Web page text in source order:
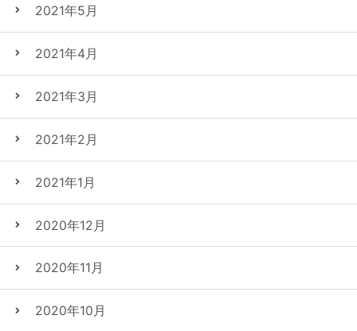
2021年5月
2021年4月
2021年3月
2021年2月
2021年1月
2020年12月
2020年11月
2020年10月